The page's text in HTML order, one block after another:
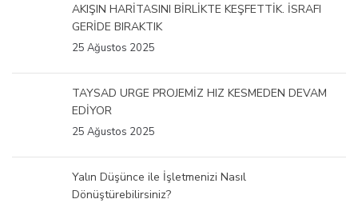
AKIŞIN HARİTASINI BİRLİKTE KEŞFETTİK. İSRAFI
GERİDE BIRAKTIK
25 Ağustos 2025
TAYSAD URGE PROJEMİZ HIZ KESMEDEN DEVAM
EDİYOR
25 Ağustos 2025
Yalın Düşünce ile İşletmenizi Nasıl
Dönüştürebilirsiniz?